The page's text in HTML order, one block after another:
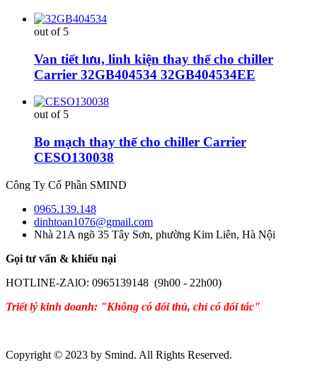
out of 5
Van tiết lưu, linh kiện thay thế cho chiller
Carrier 32GB404534 32GB404534EE
out of 5
Bo mạch thay thế cho chiller Carrier
CESO130038
Công Ty Cổ Phần SMIND
0965.139.148
dinhtoan1076@gmail.com
Nhà 21A ngõ 35 Tây Sơn, phường Kim Liên, Hà Nội
Gọi tư vấn & khiếu nại
HOTLINE-ZAlO: 0965139148 (9h00 - 22h00)
Triết lý kinh doanh: "Không có đối thủ, chỉ có đối tác"
Copyright © 2023 by Smind. All Rights Reserved.